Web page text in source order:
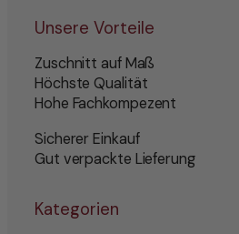
Unsere Vorteile
Zuschnitt auf Maß
Höchste Qualität
Hohe Fachkompezent
Sicherer Einkauf
Gut verpackte Lieferung
Kategorien